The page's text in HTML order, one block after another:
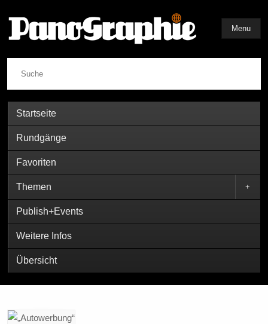
Suche
Menu
Startseite
Rundgänge
Favoriten
Themen +
Publish+Events
Weitere Infos
Übersicht